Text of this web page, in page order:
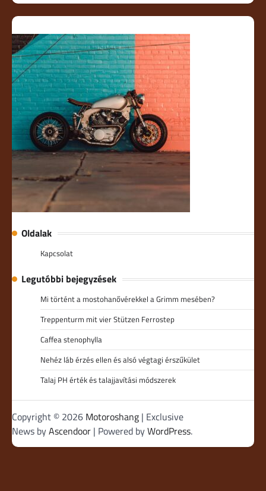
Oldalak
Kapcsolat
Legutóbbi bejegyzések
Mi történt a mostohanővérekkel a Grimm mesében?
Treppenturm mit vier Stützen Ferrostep
Caffea stenophylla
Nehéz láb érzés ellen és alsó végtagi érszűkület
Talaj PH érték és talajjavítási módszerek
Copyright © 2026 Motoroshang | Exclusive
News byAscendoor | Powered byWordPress.